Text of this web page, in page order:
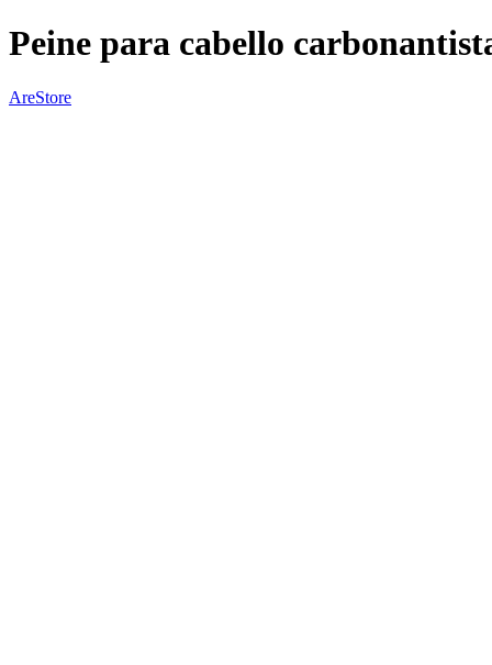
Peine para cabello
AreStore